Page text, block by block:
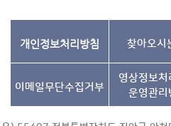
개인정보처리방침 찾아오시
이메일무단수집거부
영상정보처
운영관리